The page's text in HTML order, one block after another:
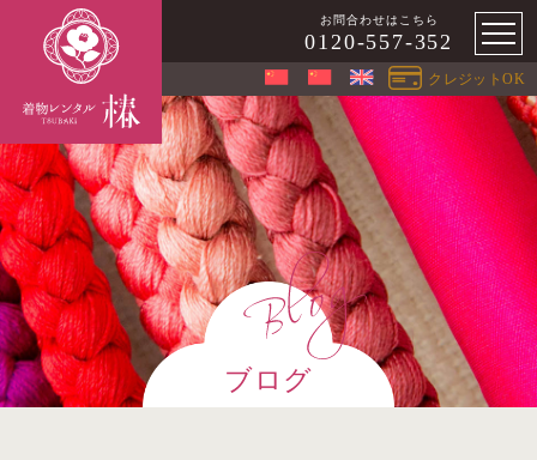
お問合わせはこちら
0120-557-352
クレジットOK
ブログ